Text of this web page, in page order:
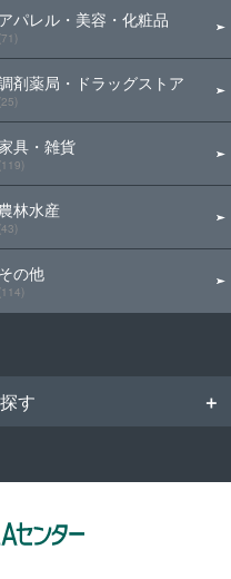
アパレル・美容・化粧品
(71)
剤薬局・ドラッグストア
(25)
具・雑貨
(119)
農林水産
(43)
その他
(114)
す